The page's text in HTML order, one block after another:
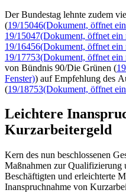
Der Bundestag lehnte zudem
(19/15046(Dokument, öffnet
19/15047(Dokument, öffnet ein
19/16456(Dokument, öffnet ein
19/17753(Dokument, öffnet ein
von Bündnis 90/Die Grünen (
Fenster)) auf Empfehlung des
(19/18753(Dokument, öffnet
Leichtere
Kurzarbeitergeld
Kern des nun beschlossenen
Maßnahmen zur Qualifizierung
Beschäftigten und erleichterte
Inanspruchnahme von